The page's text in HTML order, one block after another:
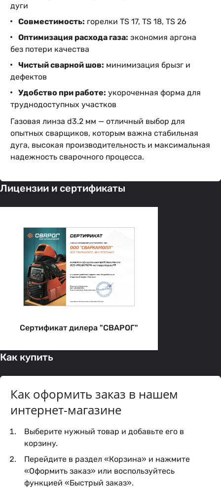
дуги
Совместимость: горелки TS 17, TS 18, TS 26
Оптимизация расхода газа: экономия аргона
без потери качества
Чистый сварной шов: минимизация брызг и
дефектов
Удобство при работе: укороченная форма для
труднодоступных участков
Газовая линза d3.2 мм — отличный выбор для
опытных сварщиков, которым важна стабильная
дуга, высокая производительность и максимальная
надежность сварочного процесса.
Лицензии и сертификаты
Сертификат дилера "СВАРОГ"
Как купить
Как оформить заказ в нашем
интернет-магазине
Выберите нужный товар и добавьте его в
корзину.
Перейдите в раздел «Корзина» и нажмите
«Оформить заказ» или воспользуйтесь
функцией «Быстрый заказ».